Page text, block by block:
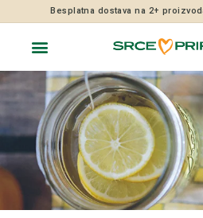
Besplatna dostava na 2+